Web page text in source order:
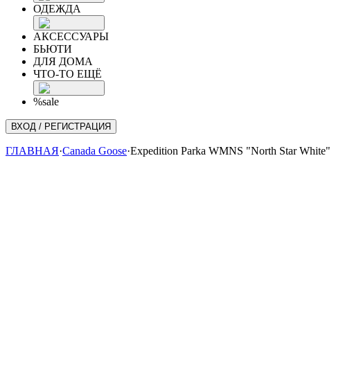
ОДЕЖДА
АКСЕССУАРЫ
БЬЮТИ
ДЛЯ ДОМА
ЧТО-ТО ЕЩЁ
%sale
ВХОД / РЕГИСТРАЦИЯ
ГЛАВНАЯ·Canada Goose·Expedition Parka WMNS "North Star White"